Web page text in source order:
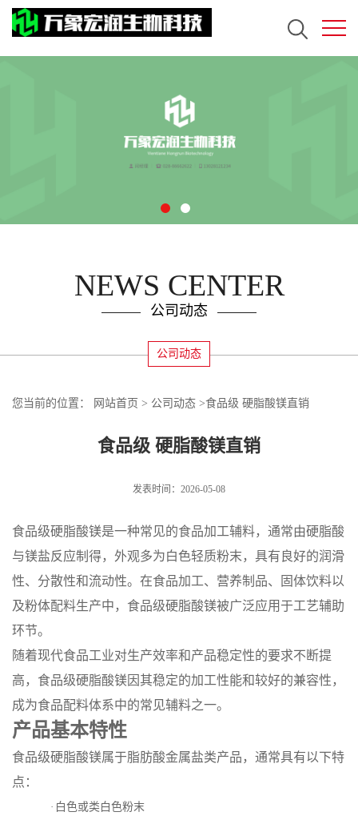
NEWS CENTER
公司动态
公司动态
您当前的位置： 网站首页 > 公司动态 >食品级 硬脂酸镁直销
食品级 硬脂酸镁直销
发表时间：2026-05-08
食品级硬脂酸镁是一种常见的食品加工辅料，通常由硬脂酸
与镁盐反应制得，外观多为白色轻质粉末，具有良好的润滑
性、分散性和流动性。在食品加工、营养制品、固体饮料以
及粉体配料生产中，食品级硬脂酸镁被广泛应用于工艺辅助
环节。
随着现代食品工业对生产效率和产品稳定性的要求不断提
高，食品级硬脂酸镁因其稳定的加工性能和较好的兼容性，
成为食品配料体系中的常见辅料之一。
产品基本特性
食品级硬脂酸镁属于脂肪酸金属盐类产品，通常具有以下特
点：
· 白色或类白色粉末